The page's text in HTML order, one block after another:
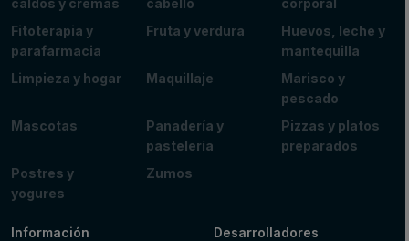
Fitoterapia y
parafarmacia
Fruta y verdura
Huevos, leche y
mantequilla
Limpieza y hogar
Maquillaje
Marisco y
pescado
Mascotas
Panadería y
pastelería
Pizzas y platos
preparados
Postres y
yogures
Zumos
Información Desarrolladores